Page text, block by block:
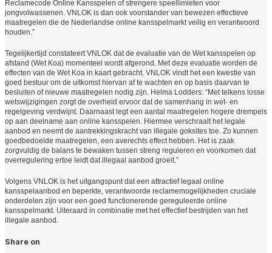
Reclamecode Online Kansspelen of strengere speellimieten voor
jongvolwassenen. VNLOK is dan ook voorstander van bewezen effectieve
maatregelen die de Nederlandse online kansspelmarkt veilig en verantwoord
houden.”
Tegelijkertijd constateert VNLOK dat de evaluatie van de Wet kansspelen op
afstand (Wet Koa) momenteel wordt afgerond. Met deze evaluatie worden de
effecten van de Wet Koa in kaart gebracht. VNLOK vindt het een kwestie van
goed bestuur om de uitkomst hiervan af te wachten en op basis daarvan te
besluiten of nieuwe maatregelen nodig zijn. Helma Lodders: “Met telkens losse
wetswijzigingen zorgt de overheid ervoor dat de samenhang in wet- en
regelgeving verdwijnt. Daarnaast legt een aantal maatregelen hogere drempels
op aan deelname aan online kansspelen. Hiermee verschraalt het legale
aanbod en neemt de aantrekkingskracht van illegale goksites toe. Zo kunnen
goedbedoelde maatregelen, een averechts effect hebben. Het is zaak
zorgvuldig de balans te bewaken tussen streng reguleren en voorkomen dat
overregulering ertoe leidt dat illegaal aanbod groeit.”
Volgens VNLOK is het uitgangspunt dat een attractief legaal online
kansspelaanbod en beperkte, verantwoorde reclamemogelijkheden cruciale
onderdelen zijn voor een goed functionerende gereguleerde online
kansspelmarkt. Uiteraard in combinatie met het effectief bestrijden van het
illegale aanbod.
Share on